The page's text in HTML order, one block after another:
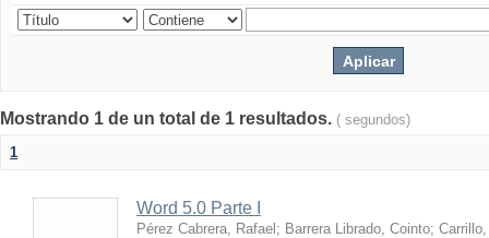
Mostrando 1 de un total de 1 resultados. ( segundos)
1
Word 5.0 Parte I
Pérez Cabrera, Rafael ; Barrera Librado, Cointo;